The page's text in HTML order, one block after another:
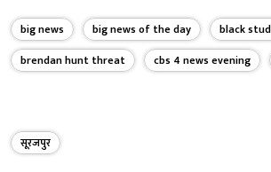
big news big news of the day black
brendan hunt threat
cbs 4 news evening
सूरजपुर